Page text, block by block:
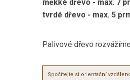
měkké dřevo - max. 7
tvrdé dřevo - max. 5
Palivové dřevo
Spočítejte si orientační